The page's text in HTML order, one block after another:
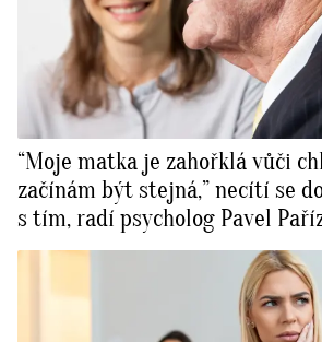
“Moje matka je zahořklá vůči
začínám být stejná,” necítí se
s tím, radí psycholog Pavel